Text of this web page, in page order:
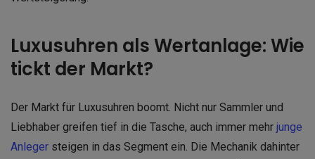
Luxusuhren als Wertanlage: Wie
tickt der Markt?
Der Markt für Luxusuhren boomt. Nicht nur Sammler und
Liebhaber greifen tief in die Tasche, auch immer mehr junge
Anleger steigen in das Segment ein. Die Mechanik dahinter